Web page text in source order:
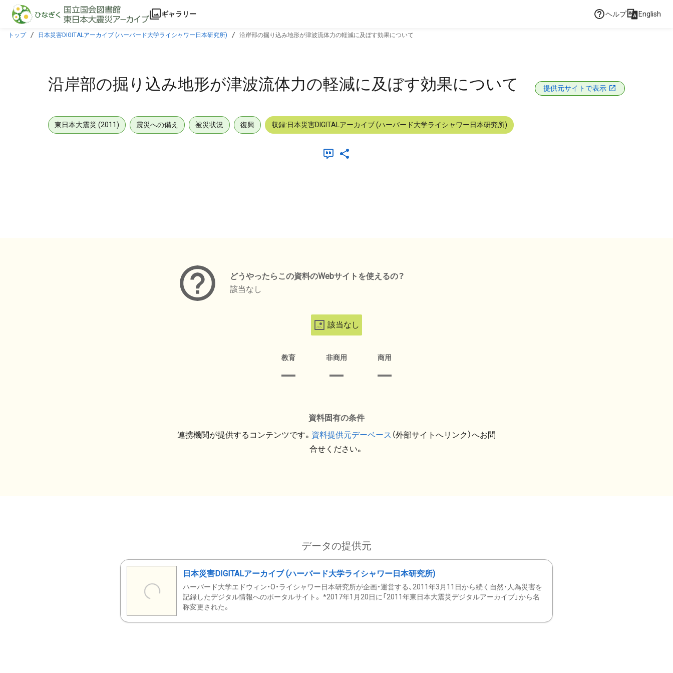
本文に飛ぶ
ギャラリー ヘルプ English
トップ 日本災害DIGITALアーカイブ (ハーバード大学ライシャワー日本研究所) 沿岸部の掘り込み地形が津波流体力の軽減に及ぼす効果について
沿岸部の掘り込み地形が津波流体力の軽減に及ぼす効果について 提供元サイトで表示
東日本大震災 (2011) 震災への備え 被災状況 復興 収録:日本災害DIGITALアーカイブ (ハーバード大学ライシャワー日本研究所)
どうやったらこの資料のWebサイトを使えるの？
該当なし
該当なし
教育 非商用 商用
資料固有の条件
連携機関が提供するコンテンツです。 資料提供元デーベース （外部サイトへリンク）へお問
合せください。
データの提供元
日本災害DIGITALアーカイブ (ハーバード大学ライシャワー日本研究所)
ハーバード大学エドウィン・O・ライシャワー日本研究所が企画・運営する、2011年3月11日から続く自然・人為災害を
記録したデジタル情報へのポータルサイト。 *2017年1月20日に「2011年東日本大震災デジタルアーカイブ」から名
称変更された。